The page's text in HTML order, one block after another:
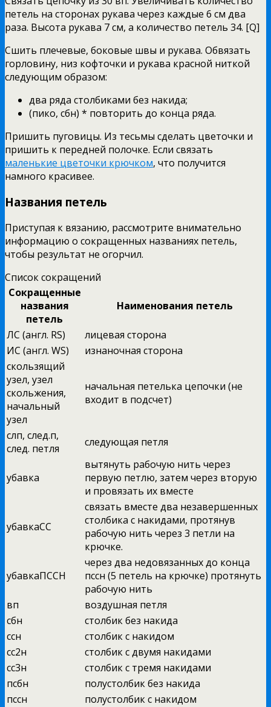
петель на сторонах рукава через каждые 6 см два
раза. Высота рукава 7 см, а количество петель 34. [Q]
Сшить плечевые, боковые швы и рукава. Обвязать
горловину, низ кофточки и рукава красной ниткой
следующим образом:
два ряда столбиками без накида;
(пико, сбн) * повторить до конца ряда.
Пришить пуговицы. Из тесьмы сделать цветочки и
пришить к передней полочке. Если связать
маленькие цветочки крючком, что получится
намного красивее.
Названия петель
Приступая к вязанию, рассмотрите внимательно
информацию о сокращенных названиях петель,
чтобы результат не огорчил.
Список сокращений
Сокращенные
названия
петель
Наименования петель
ЛС (англ. RS)
лицевая сторона
ИС (англ. WS)
изнаночная сторона
скользящий
узел, узел
скольжения,
начальный
узел
начальная петелька цепочки (не
входит в подсчет)
слп, след.п,
след. петля
следующая петля
убавка
вытянуть рабочую нить через
первую петлю, затем через вторую
и провязать их вместе
убавкаСС
связать вместе два незавершенных
столбика с накидами, протянув
рабочую нить через 3 петли на
крючке.
убавкаПССН
через два недовязанных до конца
пссн (5 петель на крючке) протянуть
рабочую нить
вп
воздушная петля
сбн
столбик без накида
ссн
столбик с накидом
сс2н
столбик с двумя накидами
сс3н
столбик с тремя накидами
псбн
полустолбик без накида
пссн
полустолбик с накидом